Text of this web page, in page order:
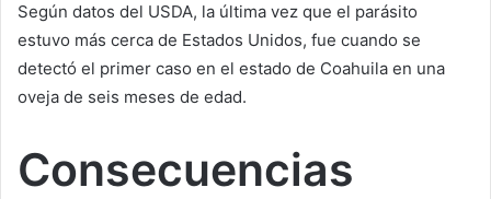
Según datos del USDA, la última vez que el parásito
estuvo más cerca de Estados Unidos, fue cuando se
detectó el primer caso en el estado de Coahuila en una
oveja de seis meses de edad.
Consecuencias